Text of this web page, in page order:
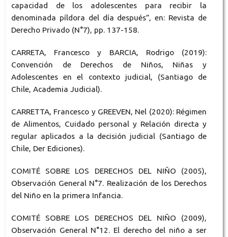
capacidad de los adolescentes para recibir la
denominada píldora del día después”, en: Revista de
Derecho Privado (N°7), pp. 137-158.
CARRETA, Francesco y BARCIA, Rodrigo (2019):
Convención de Derechos de Niños, Niñas y
Adolescentes en el contexto judicial, (Santiago de
Chile, Academia Judicial).
CARRETTA, Francesco y GREEVEN, Nel (2020): Régimen
de Alimentos, Cuidado personal y Relación directa y
regular aplicados a la decisión judicial (Santiago de
Chile, Der Ediciones).
COMITÉ SOBRE LOS DERECHOS DEL NIÑO (2005),
Observación General N°7. Realización de los Derechos
del Niño en la primera Infancia.
COMITÉ SOBRE LOS DERECHOS DEL NIÑO (2009),
Observación General N°12. El derecho del niño a ser